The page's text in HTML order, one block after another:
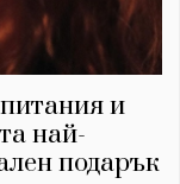
и
най-
подарък